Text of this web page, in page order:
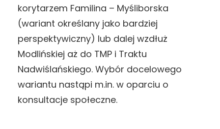
korytarzem Familina – Myśliborska
(wariant określany jako bardziej
perspektywiczny) lub dalej wzdłuż
Modlińskiej aż do TMP i Traktu
Nadwiślańskiego. Wybór docelowego
wariantu nastąpi m.in. w oparciu o
konsultacje społeczne.